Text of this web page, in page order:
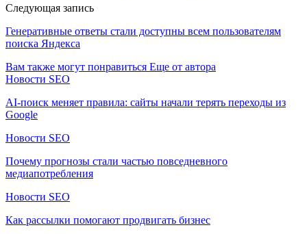
Следующая запись
Генеративные ответы стали доступны всем пользователям
поиска Яндекса
Вам также могут понравиться Еще от автора
Новости SEO
AI-поиск меняет правила: сайты начали терять переходы из
Google
Новости SEO
Почему прогнозы стали частью повседневного
медиапотребления
Новости SEO
Как рассылки помогают продвигать бизнес